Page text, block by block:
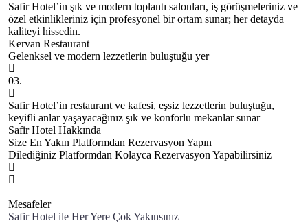
Safir Hotel’in şık ve modern toplantı salonları, iş görüşmeleriniz ve
özel etkinlikleriniz için profesyonel bir ortam sunar; her detayda
kaliteyi hissedin.
Kervan Restaurant
Gelenksel ve modern lezzetlerin buluştuğu yer
03.
Safir Hotel’in restaurant ve kafesi, eşsiz lezzetlerin buluştuğu,
keyifli anlar yaşayacağınız şık ve konforlu mekanlar sunar
Safir Hotel Hakkında
Size En Yakın Platformdan Rezervasyon Yapın
Dilediğiniz Platformdan Kolayca Rezervasyon Yapabilirsiniz
Mesafeler
Safir Hotel ile Her Yere Çok Yakınsınız